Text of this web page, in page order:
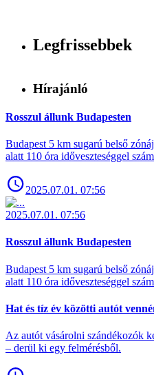
Legfrissebbek
Hírajánló
Rosszul állunk Budapesten
Budapest 5 km sugarú belső
alatt 110 óra időveszteséggel
2025.07.01. 07:56
2025.07.01. 07:56
Rosszul állunk Budapesten
Budapest 5 km sugarú belső
alatt 110 óra időveszteséggel
Hat és tíz év közötti autót
Az autót vásárolni szándékozók
– derül ki egy felmérésből.